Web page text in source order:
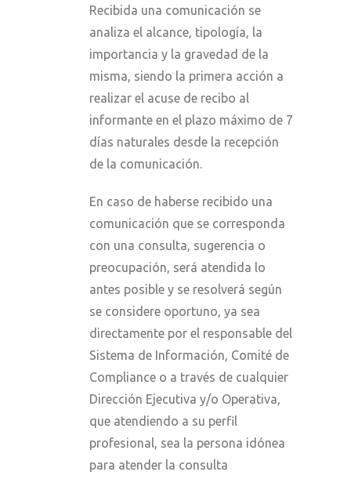
Recibida una comunicación se
analiza el alcance, tipología, la
importancia y la gravedad de la
misma, siendo la primera acción a
realizar el acuse de recibo al
informante en el plazo máximo de 7
días naturales desde la recepción
de la comunicación.
En caso de haberse recibido una
comunicación que se corresponda
con una consulta, sugerencia o
preocupación, será atendida lo
antes posible y se resolverá según
se considere oportuno, ya sea
directamente por el responsable del
Sistema de Información, Comité de
Compliance o a través de cualquier
Dirección Ejecutiva y/o Operativa,
que atendiendo a su perfil
profesional, sea la persona idónea
para atender la consulta